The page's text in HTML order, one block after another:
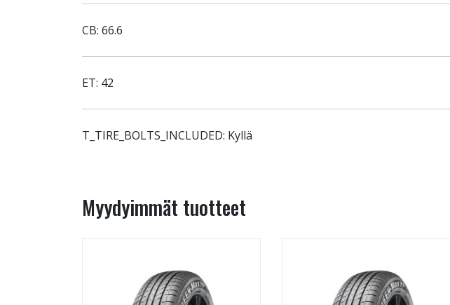
CB: 66.6
ET: 42
T_TIRE_BOLTS_INCLUDED: Kyllä
Myydyimmät tuotteet